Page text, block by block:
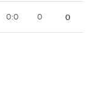
0:0 0 0